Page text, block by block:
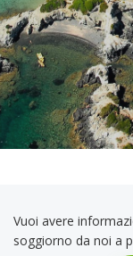
Vuoi avere
soggiorno da noi a